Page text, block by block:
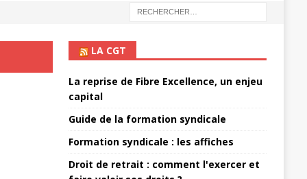
LA CGT
La reprise de Fibre Excellence, un enjeu
capital
Guide de la formation syndicale
Formation syndicale : les affiches
Droit de retrait : comment l'exercer et